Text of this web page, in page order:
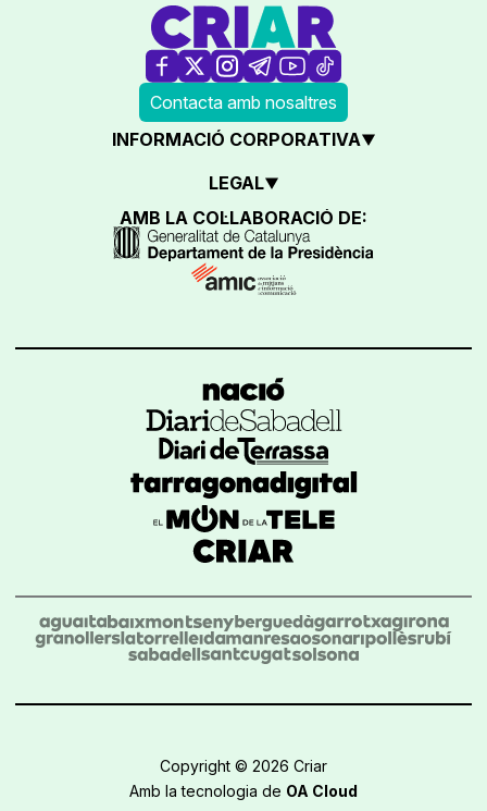
Contacta amb nosaltres
INFORMACIÓ CORPORATIVA
LEGAL
AMB LA COL·LABORACIÓ DE:
Copyright © 2026 Criar
Amb la tecnologia de OA Cloud